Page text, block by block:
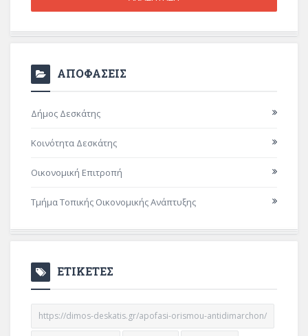
ΑΠΟΦΑΣΕΙΣ
Δήμος Δεσκάτης
Κοινότητα Δεσκάτης
Οικονομική Επιτροπή
Τμήμα Τοπικής Οικονομικής Ανάπτυξης
ΕΤΙΚΕΤΕΣ
https://dimos-deskatis.gr/apofasi-orismou-antidimarchon/